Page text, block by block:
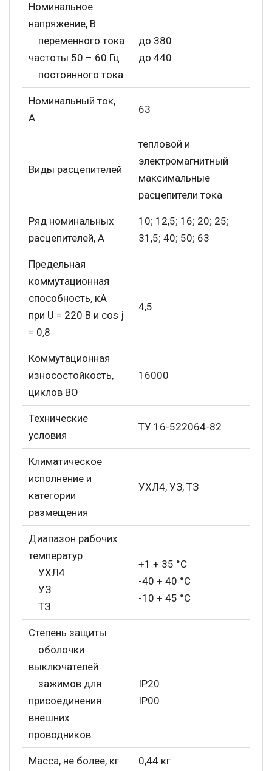
Номинальное
напряжение, В
переменного тока
частоты 50 – 60 Гц
постоянного тока
до 380
до 440
Номинальный ток,
А
63
Виды расцепителей
тепловой и
электромагнитный
максимальные
расцепители тока
Ряд номинальных
расцепителей, A
10; 12,5; 16; 20; 25;
31,5; 40; 50; 63
Предельная
коммутационная
способность, кА
при U = 220 B и cos j
= 0,8
4,5
Коммутационная
износостойкость,
циклов ВО
16000
Технические
условия
ТУ 16-522064-82
Климатическое
исполнение и
категории
размещения
УХЛ4, УЗ, ТЗ
Диапазон рабочих
температур
УХЛ4
УЗ
ТЗ
+1 + 35 °С
-40 + 40 °С
-10 + 45 °С
Степень защиты
оболочки
выключателей
зажимов для
присоединения
внешних
проводников
IP20
IP00
Масса, не более, кг 0,44 кг